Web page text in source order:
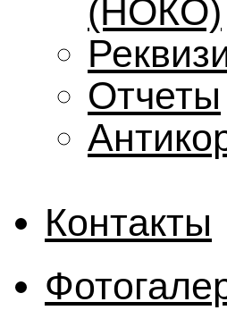
(НОКО)
Отчеты
Контакты